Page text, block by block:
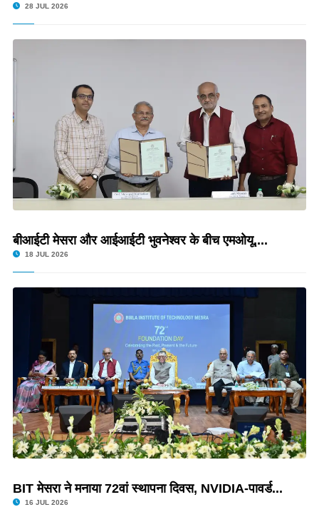
28 JUL 2026
बीआईटी मेसरा और आईआईटी भुवनेश्वर के बीच एमओयू,...
18 JUL 2026
BIT मेसरा ने मनाया 72वां स्थापना दिवस, NVIDIA-पावर्ड...
16 JUL 2026